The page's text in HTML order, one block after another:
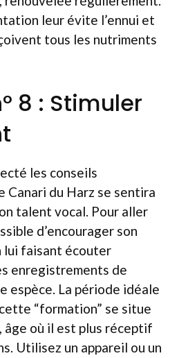
leur évite l’ennui et
tous les nutriments
8 : Stimuler
les conseils
Canari du Harz se sentira
talent vocal. Pour aller
d’encourager son
lui faisant écouter
enregistrements de
espèce. La période idéale
“formation” se situe
âge où il est plus réceptif
Utilisez un appareil ou un